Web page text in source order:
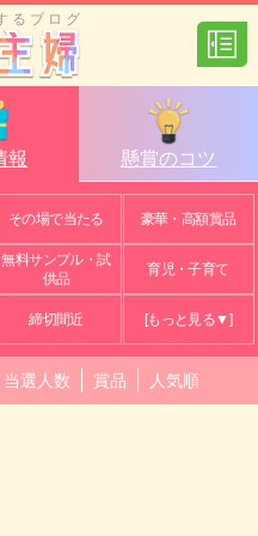
るブログ
報 懸賞のコツ
その場で当たる 豪華・高額賞品
無料サンプル・試
供品
育児・子育て
締切間近 [もっと見る▼]
当選人数 賞品 人気順